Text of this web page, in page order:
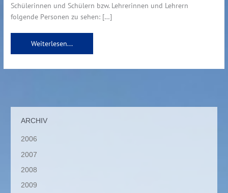
Schülerinnen und Schülern bzw. Lehrerinnen und Lehrern
folgende Personen zu sehen: […]
Weiterlesen...
ARCHIV
2006
2007
2008
2009